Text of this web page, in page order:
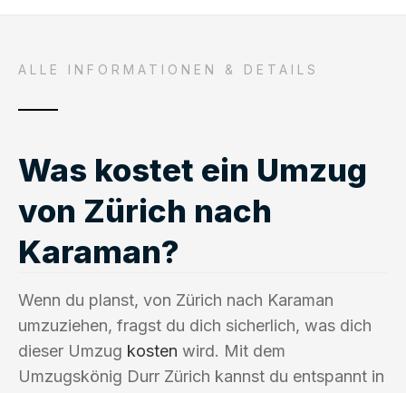
ALLE INFORMATIONEN & DETAILS
Was kostet ein Umzug
von Zürich nach
Karaman?
Wenn du planst, von Zürich nach Karaman
umzuziehen, fragst du dich sicherlich, was dich
dieser Umzug kosten wird. Mit dem
Umzugskönig Durr Zürich kannst du entspannt in